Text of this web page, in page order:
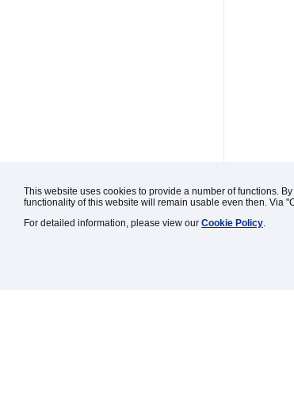
This website uses cookies to provide a number of functions.
functionality of this website will remain usable even then. Via
For detailed information, please view our Cookie Policy.